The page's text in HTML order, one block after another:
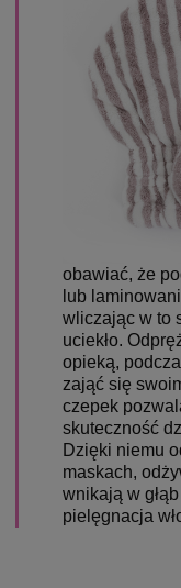
obawiać, że
lub
wliczając w to
uciekło.
opieką,
zająć się
czepek
skuteczność
Dzięki niemu
maskach,
wnikają w
pielęgnacja